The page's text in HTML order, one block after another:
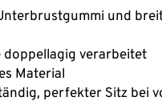
und
doppellagig verarbeitet
Material
perfekter Sitz bei